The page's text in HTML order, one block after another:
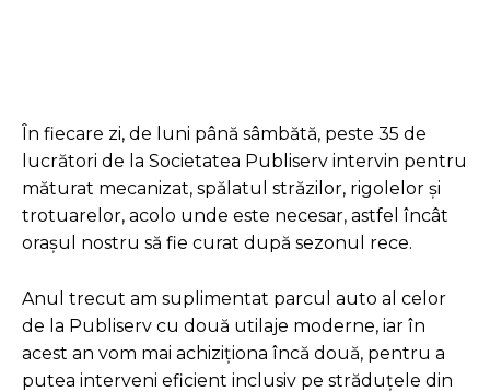
În fiecare zi, de luni până sâmbătă, peste 35 de
lucrători de la Societatea Publiserv intervin pentru
măturat mecanizat, spălatul străzilor, rigolelor și
trotuarelor, acolo unde este necesar, astfel încât
orașul nostru să fie curat după sezonul rece.
Anul trecut am suplimentat parcul auto al celor
de la Publiserv cu două utilaje moderne, iar în
acest an vom mai achiziționa încă două, pentru a
putea interveni eficient inclusiv pe străduțele din